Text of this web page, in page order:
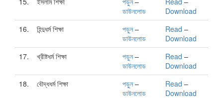
ডাউনলোড
Download
16.
হিন্দুধর্ম শিক্ষা পড়ুন–
ডাউনলোড
Read –
Download
17.
খ্রীষ্টধর্ম শিক্ষা পড়ুন–
ডাউনলোড
Read –
Download
18.
বৌদ্ধধর্ম শিক্ষা পড়ুন–
ডাউনলোড
Read –
Download